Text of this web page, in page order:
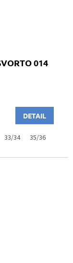
014
DETAIL
33/34 35/36